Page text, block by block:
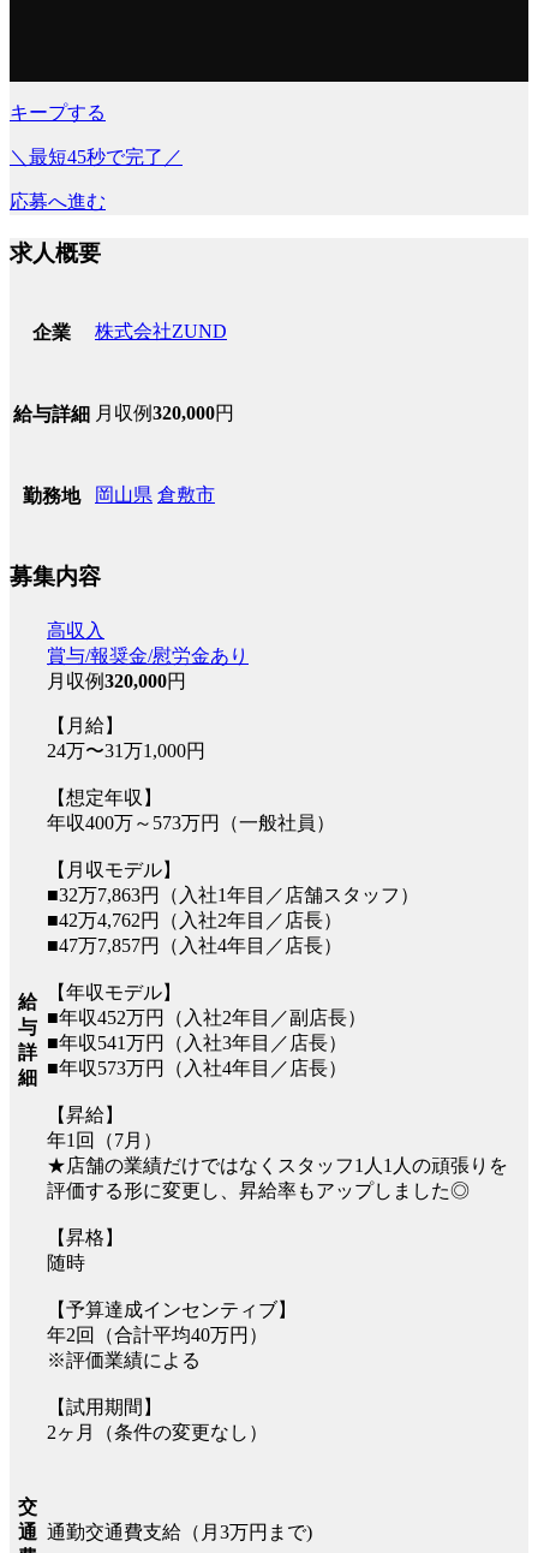
キープする
＼最短45秒で完了／
応募へ進む
求人概要
企業 株式会社ZUND
給与詳細 月収例320,000円
勤務地 岡山県 倉敷市
募集内容
給
与
詳
細
高収入
賞与/報奨金/慰労金あり
月収例320,000円
【月給】
24万〜31万1,000円
【想定年収】
年収400万～573万円（一般社員）
【月収モデル】
■32万7,863円（入社1年目／店舗スタッフ）
■42万4,762円（入社2年目／店長）
■47万7,857円（入社4年目／店長）
【年収モデル】
■年収452万円（入社2年目／副店長）
■年収541万円（入社3年目／店長）
■年収573万円（入社4年目／店長）
【昇給】
年1回（7月）
★店舗の業績だけではなくスタッフ1人1人の頑張りを
評価する形に変更し、昇給率もアップしました◎
【昇格】
随時
【予算達成インセンティブ】
年2回（合計平均40万円）
※評価業績による
【試用期間】
2ヶ月（条件の変更なし）
交
通 通勤交通費支給（月3万円まで)